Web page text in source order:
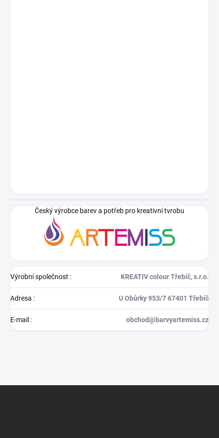
Český výrobce barev a potřeb pro kreativní tvrobu
Výrobní společnost : KREATIV colour Třebíč, s.r.o.
Adresa : U Obůrky 953/7 67401 Třebíč
E-mail : obchod@barvyartemiss.cz